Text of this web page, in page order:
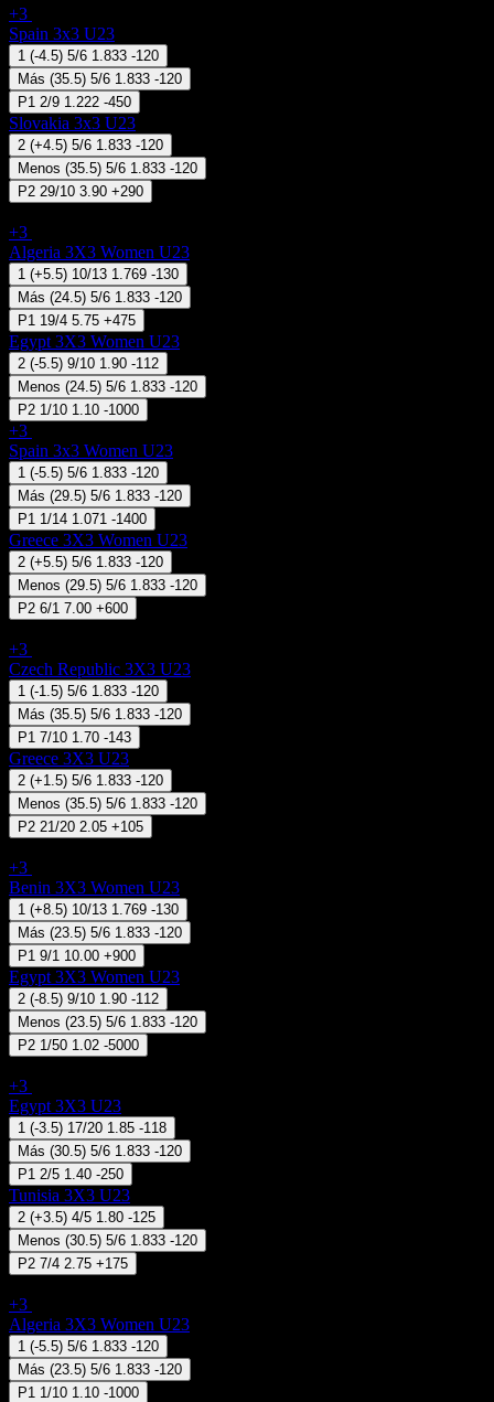
+3
Spain 3x3 U23
1 (-4.5) 5/6 1.833 -120
Más (35.5) 5/6 1.833 -120
P1 2/9 1.222 -450
Slovakia 3x3 U23
2 (+4.5) 5/6 1.833 -120
Menos (35.5) 5/6 1.833 -120
P2 29/10 3.90 +290
+3
Algeria 3X3 Women U23
1 (+5.5) 10/13 1.769 -130
Más (24.5) 5/6 1.833 -120
P1 19/4 5.75 +475
Egypt 3X3 Women U23
2 (-5.5) 9/10 1.90 -112
Menos (24.5) 5/6 1.833 -120
P2 1/10 1.10 -1000
+3
Spain 3x3 Women U23
1 (-5.5) 5/6 1.833 -120
Más (29.5) 5/6 1.833 -120
P1 1/14 1.071 -1400
Greece 3X3 Women U23
2 (+5.5) 5/6 1.833 -120
Menos (29.5) 5/6 1.833 -120
P2 6/1 7.00 +600
+3
Czech Republic 3X3 U23
1 (-1.5) 5/6 1.833 -120
Más (35.5) 5/6 1.833 -120
P1 7/10 1.70 -143
Greece 3X3 U23
2 (+1.5) 5/6 1.833 -120
Menos (35.5) 5/6 1.833 -120
P2 21/20 2.05 +105
+3
Benin 3X3 Women U23
1 (+8.5) 10/13 1.769 -130
Más (23.5) 5/6 1.833 -120
P1 9/1 10.00 +900
Egypt 3X3 Women U23
2 (-8.5) 9/10 1.90 -112
Menos (23.5) 5/6 1.833 -120
P2 1/50 1.02 -5000
+3
Egypt 3X3 U23
1 (-3.5) 17/20 1.85 -118
Más (30.5) 5/6 1.833 -120
P1 2/5 1.40 -250
Tunisia 3X3 U23
2 (+3.5) 4/5 1.80 -125
Menos (30.5) 5/6 1.833 -120
P2 7/4 2.75 +175
+3
Algeria 3X3 Women U23
1 (-5.5) 5/6 1.833 -120
Más (23.5) 5/6 1.833 -120
P1 1/10 1.10 -1000